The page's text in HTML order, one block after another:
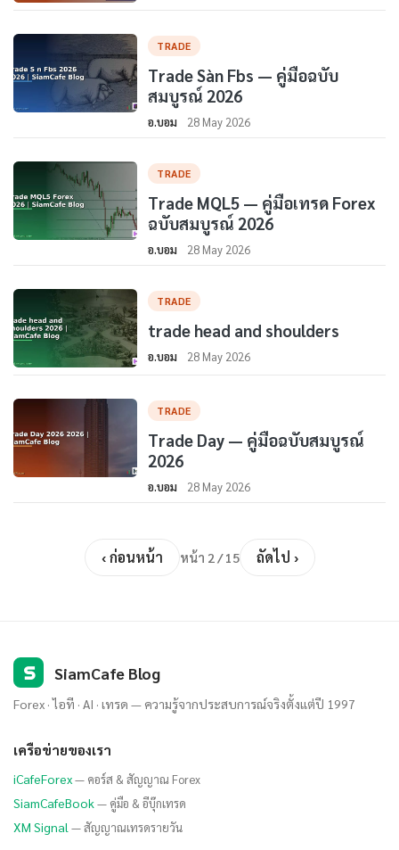
TRADE
Trade Sàn Fbs — คู่มือฉบับ
สมบูรณ์ 2026
อ.บอม 28 May 2026
TRADE
Trade MQL5 — คู่มือเทรด Forex
ฉบับสมบูรณ์ 2026
อ.บอม 28 May 2026
TRADE
trade head and shoulders
อ.บอม 28 May 2026
TRADE
Trade Day — คู่มือฉบับสมบูรณ์
2026
อ.บอม 28 May 2026
‹ ก่อนหน้า หน้า 2 / 15 ถัดไป ›
S SiamCafe Blog
Forex · ไอที · AI · เทรด — ความรู้จากประสบการณ์จริงตั้งแต่ปี 1997
เครือข่ายของเรา
iCafeForex— คอร์ส & สัญญาณ Forex
SiamCafeBook— คู่มือ & อีบุ๊กเทรด
XM Signal — สัญญาณเทรดรายวัน